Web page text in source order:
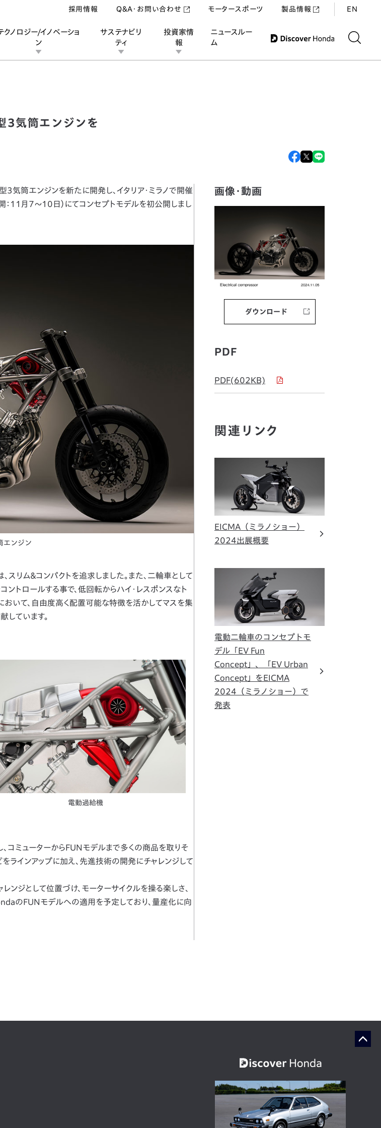
クノロジー/イノベーショ
ン
サステナビリ
ティ
投資家情
報
ニュースルー
ム
採用情報 Q&A・お問い合わせ モータースポーツ 製品情報 EN
3気筒エンジンをEICMA 2024（ミラノショー）で初公開
3気筒エンジンを
3気筒エンジンを新たに開発し、イタリア・ミラノで開催
：11月7～10日）にてコンセプトモデルを初公開しまし
エンジン
ム＆コンパクトを追求しました。また、二輪車として
トロールする事で、低回転からハイ・レスポンスなト
おいて、自由度高く配置可能な特徴を活かしてマスを集
しています。
電動過給機
ミューターからFUNモデルまで多くの商品を取りそ
ラインアップに加え、先進技術の開発にチャレンジして
ジとして位置づけ、モーターサイクルを操る楽しさ、
のFUNモデルへの適用を予定しており、量産化に向
画像・動画
ダウンロード
PDF
PDF(602KB)
関連リンク
EICMA（ミラノショー）
2024出展概要
電動二輪車のコンセプトモ
デル「EV Fun
Concept」、「EV Urban
Concept」をEICMA
2024（ミラノショー）で
発表